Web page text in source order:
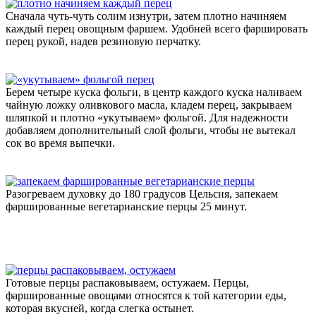
Сначала чуть-чуть солим изнутри, затем плотно начиняем
каждый перец овощным фаршем. Удобней всего фаршировать
перец рукой, надев резиновую перчатку.
Берем четыре куска фольги, в центр каждого куска наливаем
чайную ложку оливкового масла, кладем перец, закрываем
шляпкой и плотно «укутываем» фольгой. Для надежности
добавляем дополнительный слой фольги, чтобы не вытекал
сок во время выпечки.
Разогреваем духовку до 180 градусов Цельсия, запекаем
фаршированные вегетарианские перцы 25 минут.
Готовые перцы распаковываем, остужаем. Перцы,
фаршированные овощами относятся к той категории еды,
которая вкусней, когда слегка остынет.